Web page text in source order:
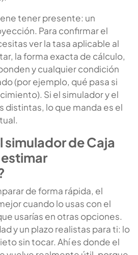
tener presente: un
Para confirmar el
ver la tasa aplicable al
la forma exacta de cálculo,
y cualquier condición
(por ejemplo, qué pasa si
Si el simulador y el
distintas, lo que manda es el
simulador de Caja
de forma rápida, el
cuando lo usas con el
usarías en otras opciones.
y un plazo realistas para ti: lo
sin tocar. Ahí es donde el